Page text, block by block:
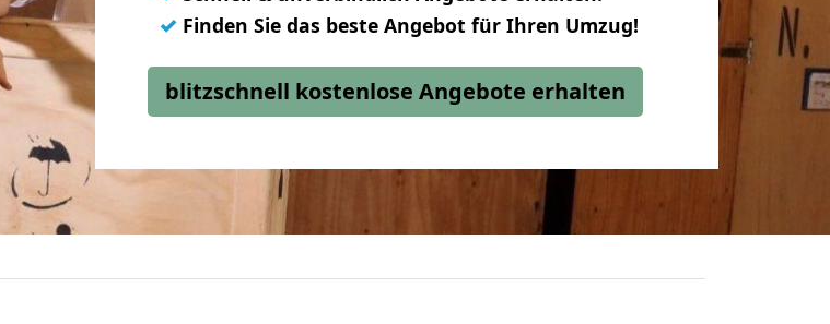
✓ Finden Sie das beste Angebot für Ihren Umzug!
blitzschnell kostenlose Angebote erhalten